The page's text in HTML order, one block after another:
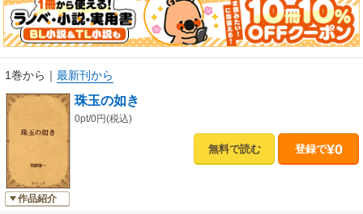
1巻から ｜ 最新刊から
作品紹介
珠玉の如き
0pt/0円(税込)
無料で読む 登録で¥0